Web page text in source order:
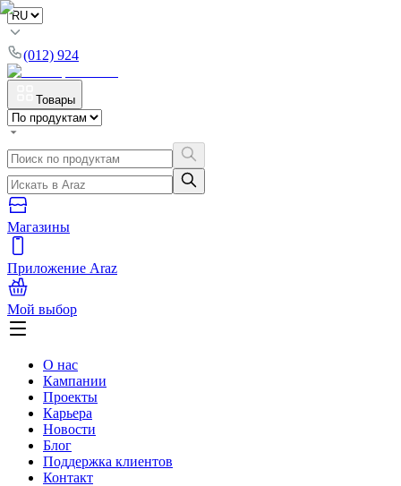
(012) 924
Товары
Магазины
Приложение Araz
Мой выбор
О нас
Кампании
Проекты
Карьера
Новости
Блог
Поддержка клиентов
Контакт